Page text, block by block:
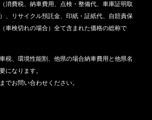
消費税、納車費用、点検・整備代、車庫証明取
、リサイクル預託金、印紙・証紙代、 自賠責保
車検切れの場合） 全て含まれた価格の総称で
税、環境性能割、他県の場合納車費用と他県名
になります。
でお問い合わせください。